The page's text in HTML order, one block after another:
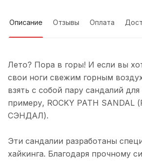
Описание Отзывы Оплата
Лето? Пора в горы! И если вы
свои ноги свежим горным
взять с собой пару сандалий для
примеру, ROCKY PATH
СЭНДАЛ).
Эти сандалии разработаны
хайкинга. Благодаря прочному